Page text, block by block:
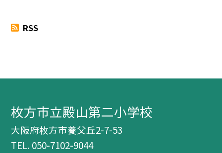
RSS
枚方市立殿山第二小学校
大阪府枚方市養父丘2-7-53
TEL. 050-7102-9044